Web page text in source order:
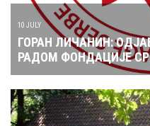
10 JULY
ГОРАН ЛИЧАНИН:
РАДОМ ФОНДАЦИЈЕ